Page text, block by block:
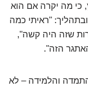
כי מה יקרה אם הוא
"ראיתי כמה
שזה היה קשה",
הזה".
והלמידה – לא